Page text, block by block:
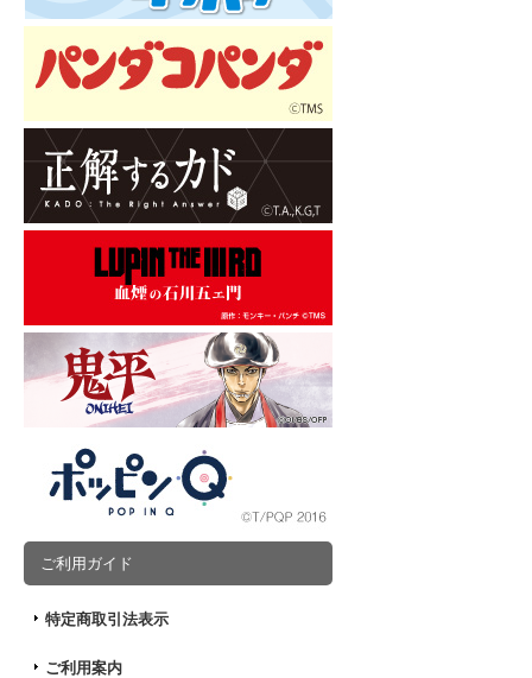
ご利用ガイド
特定商取引法表示
ご利用案内